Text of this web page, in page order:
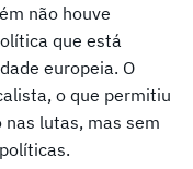
não houve
que está
europeia. O
o que permitiu
lutas, mas sem